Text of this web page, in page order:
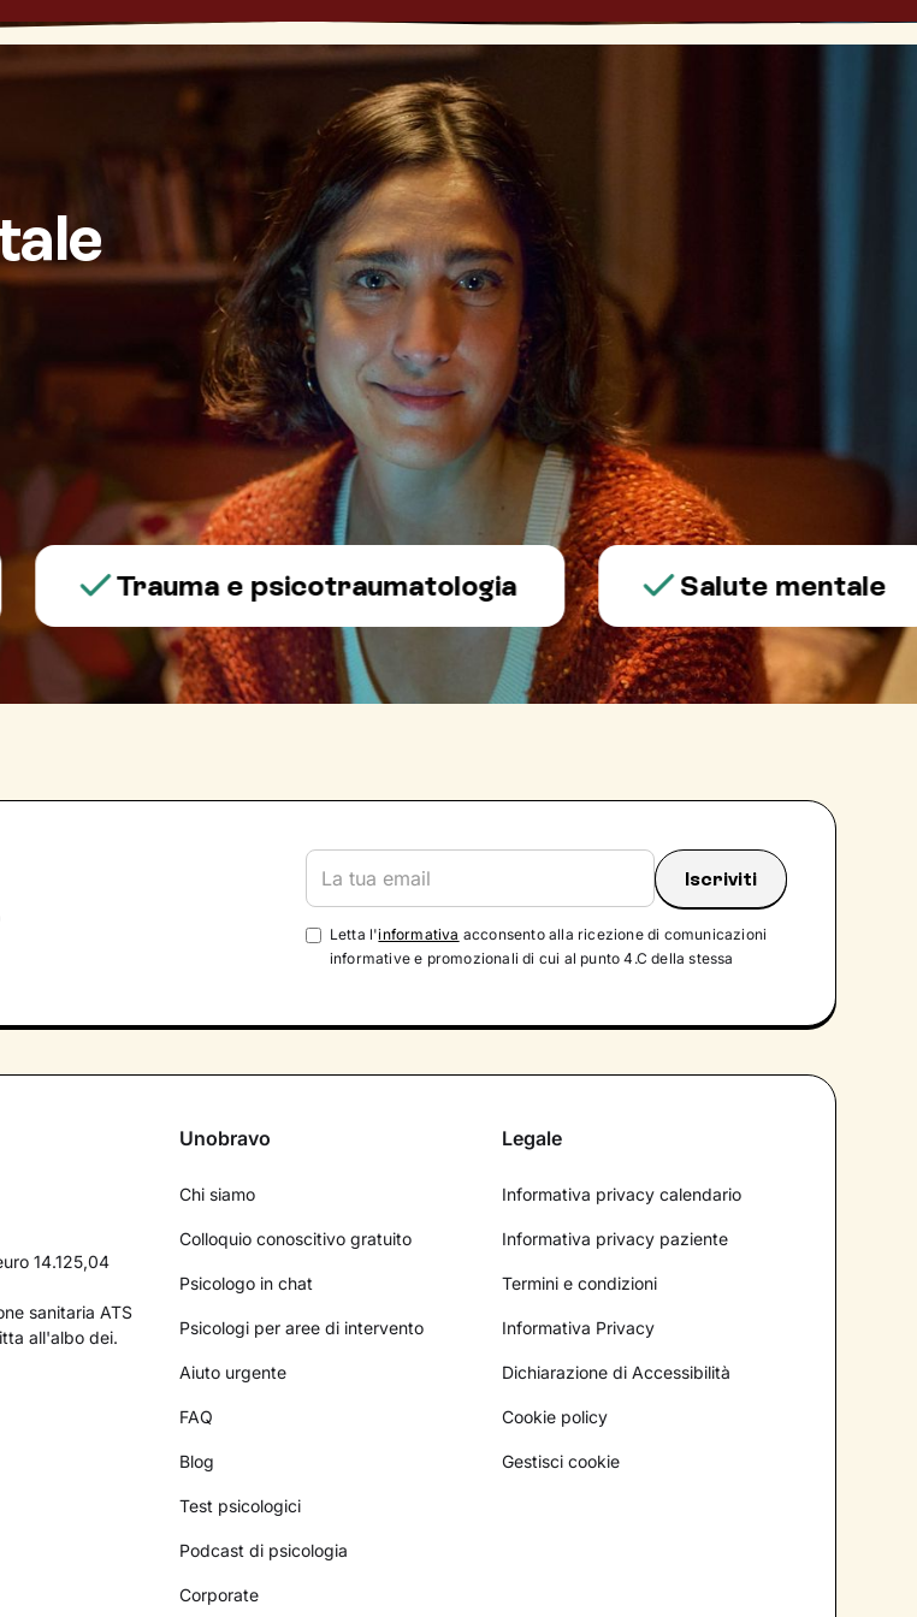
Trauma e psicotraumatologia Salute mentale
Letta l'informativa acconsento alla ricezione di comunicazioni
informative e promozionali di cui al punto 4.C della stessa
14.125,04
sanitaria ATS
all'albo dei.
Unobravo
Chi siamo
Colloquio conoscitivo gratuito
Psicologo in chat
Psicologi per aree di intervento
Aiuto urgente
FAQ
Blog
Test psicologici
Podcast di psicologia
Corporate
Legale
Informativa privacy calendario
Informativa privacy paziente
Termini e condizioni
Informativa Privacy
Dichiarazione di Accessibilità
Cookie policy
Gestisci cookie